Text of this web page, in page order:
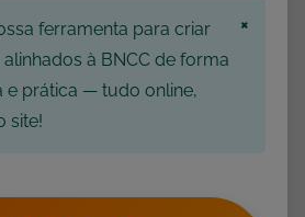
ferramenta para criar
à BNCC de forma
e prática — tudo online,
site!
×